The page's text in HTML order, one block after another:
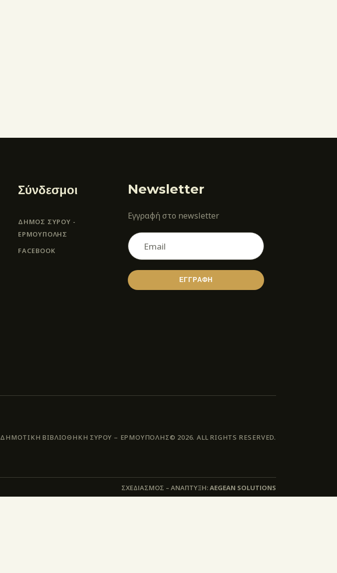
Σύνδεσμοι
ΔΗΜΟΣ ΣΥΡΟΥ -
ΕΡΜΟΎΠΟΛΗΣ
FACEBOOK
Newsletter
Εγγραφή στο newsletter
ΕΓΓΡΑΦΗ
ΔΗΜΟΤΙΚΗ ΒΙΒΛΙΟΘΗΚΗ ΣΥΡΟΥ – ΕΡΜΟΥΠΟΛΗΣ© 2026. ALL RIGHTS RESERVED.
ΣΧΕΔΙΑΣΜΟΣ – ΑΝΑΠΤΥΞΗ:AEGEAN SOLUTIONS